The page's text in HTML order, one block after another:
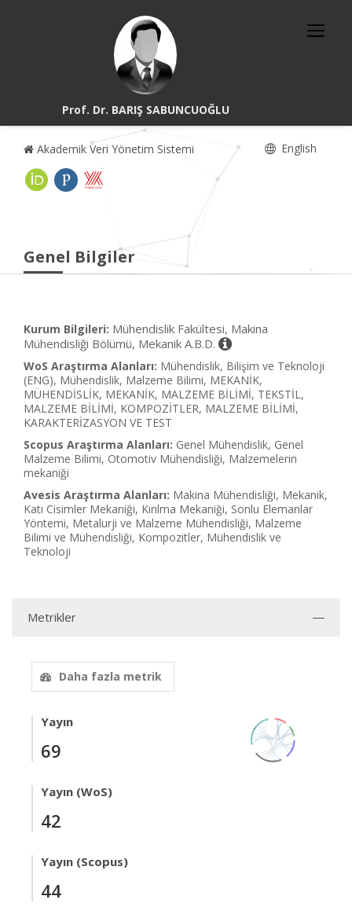
Prof. Dr. BARIŞ SABUNCUOĞLU
Akademik Veri Yönetim Sistemi English
Genel Bilgiler
Kurum Bilgileri: Mühendislik Fakültesi, Makina
Mühendisliği Bölümü, Mekanik A.B.D.
WoS Araştırma Alanları: Mühendislik, Bilişim ve Teknoloji
(ENG), Mühendislik, Malzeme Bilimi, MEKANİK,
MÜHENDİSLİK, MEKANİK, MALZEME BİLİMİ, TEKSTİL,
MALZEME BİLİMİ, KOMPOZİTLER, MALZEME BİLİMİ,
KARAKTERİZASYON VE TEST
Scopus Araştırma Alanları: Genel Mühendislik, Genel
Malzeme Bilimi, Otomotiv Mühendisliği, Malzemelerin
mekaniği
Avesis Araştırma Alanları: Makina Mühendisliği, Mekanik,
Katı Cisimler Mekaniği, Kırılma Mekaniği, Sonlu Elemanlar
Yöntemi, Metalurji ve Malzeme Mühendisliği, Malzeme
Bilimi ve Mühendisliği, Kompozitler, Mühendislik ve
Teknoloji
Metrikler
Daha fazla metrik
Yayın
69
Yayın (WoS)
42
Yayın (Scopus)
44